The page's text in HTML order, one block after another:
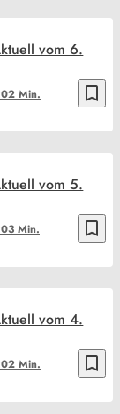
bookmark_border
Min.
vom 6.
bookmark_border
Min.
vom 5.
bookmark_border
Min.
vom 4.